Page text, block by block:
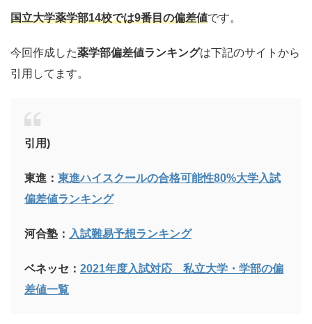
国立大学薬学部14校では9番目の偏差値です。
今回作成した薬学部偏差値ランキングは下記のサイトから
引用してます。
引用)
東進： 東進ハイスクールの合格可能性80%大学入試
偏差値ランキング
河合塾： 入試難易予想ランキング
ベネッセ： 2021年度入試対応 私立大学・学部の偏
差値一覧